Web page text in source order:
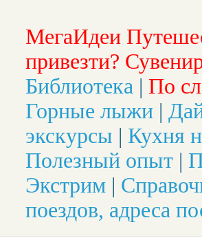
МегаИдеи
привезти?
Библиотека | По
Горные лыжи |
экскурсы | Кухня
Полезный опыт |
Экстрим |
поездов, адреса